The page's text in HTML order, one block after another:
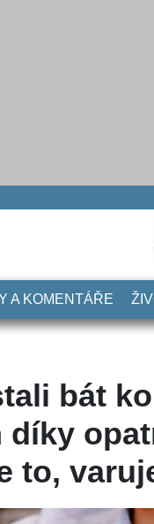
A KOMENTÁŘE
bát
díky
to,